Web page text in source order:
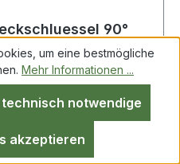
90°
90° gebogen
um eine bestmögliche
Mehr Informationen ...
technisch notwendige
akzeptieren